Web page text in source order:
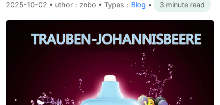
2025-10-02 • uthor：znbo • Types： Blog • 3 minute read